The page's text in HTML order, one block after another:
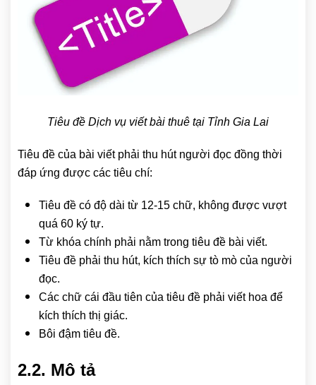
Tiêu đề Dịch vụ viết bài thuê tại Tỉnh Gia Lai
Tiêu đề của bài viết phải thu hút người đọc đồng thời
đáp ứng được các tiêu chí:
Tiêu đề có độ dài từ 12-15 chữ, không được vượt
quá 60 ký tự.
Từ khóa chính phải nằm trong tiêu đề bài viết.
Tiêu đề phải thu hút, kích thích sự tò mò của người
đọc.
Các chữ cái đầu tiên của tiêu đề phải viết hoa để
kích thích thị giác.
Bôi đậm tiêu đề.
2.2. Mô tả